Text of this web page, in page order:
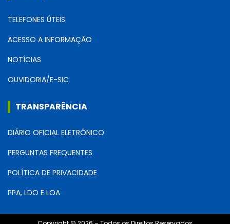
TELEFONES ÚTEIS
ACESSO A INFORMAÇÃO
NOTÍCIAS
OUVIDORIA/E-SIC
TRANSPARÊNCIA
DIÁRIO OFICIAL ELETRÔNICO
PERGUNTAS FREQUENTES
POLÍTICA DE PRIVACIDADE
PPA, LDO E LOA